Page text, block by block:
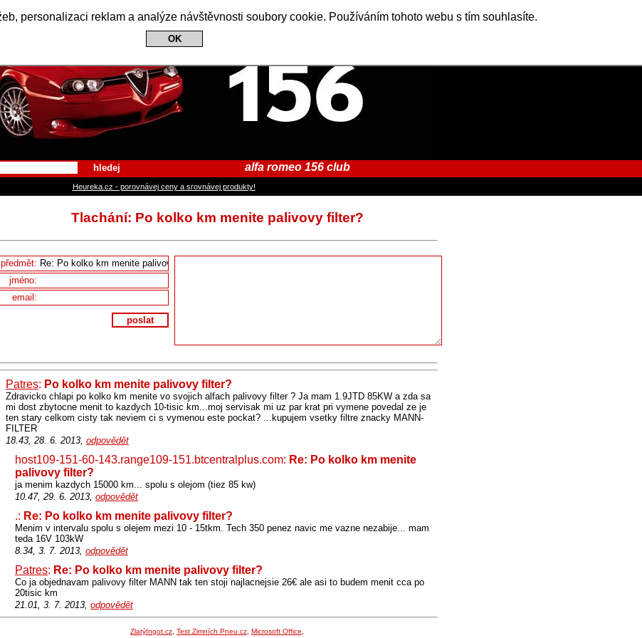
personalizaci reklam a analýze návštěvnosti soubory cookie. Používáním tohoto webu s tím souhlasíte.
OK
Alfa Romeo 156 Club
hledej alfa romeo 156 club
Heureka.cz - porovnávej ceny a srovnávej produkty!
Tlachání: Po kolko km menite palivovy filter?
předmět:
jméno:
email:
poslat
Patres: Po kolko km menite palivovy filter?
Zdravicko chlapi po kolko km menite vo svojich alfach palivovy filter ? Ja mam 1.9JTD 85KW a zda sa
mi dost zbytocne menit to kazdych 10-tisic km...moj servisak mi uz par krat pri vymene povedal ze je
ten stary celkom cisty tak neviem ci s vymenou este pockat? ...kupujem vsetky filtre znacky MANN-
FILTER
18.43, 28. 6. 2013, odpovědět
host109-151-60-143.range109-151.btcentralplus.com: Re: Po kolko km menite
palivovy filter?
ja menim kazdych 15000 km... spolu s olejom (tiez 85 kw)
10.47, 29. 6. 2013, odpovědět
.: Re: Po kolko km menite palivovy filter?
Menim v intervalu spolu s olejem mezi 10 - 15tkm. Tech 350 penez navic me vazne nezabije... mam
teda 16V 103kW
8.34, 3. 7. 2013, odpovědět
Patres: Re: Po kolko km menite palivovy filter?
Co ja objednavam palivovy filter MANN tak ten stoji najlacnejsie 26€ ale asi to budem menit cca po
20tisic km
21.01, 3. 7. 2013, odpovědět
ZlatýIngot.cz Test Zimních Pneu.cz Microsoft Office